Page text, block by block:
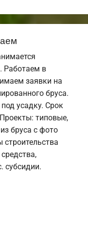
Работаем в
заявки на
бруса.
усадку. Срок
типовые,
бруса с фото
строительства
субсидии.